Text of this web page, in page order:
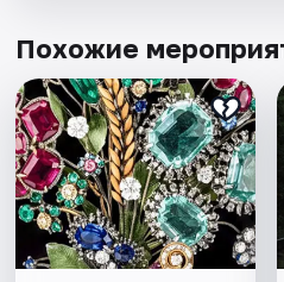
Похожие